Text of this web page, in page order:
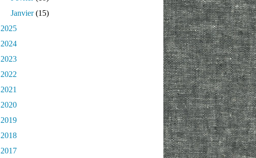
Janvier(15)
2025
2024
2023
2022
2021
2020
2019
2018
2017